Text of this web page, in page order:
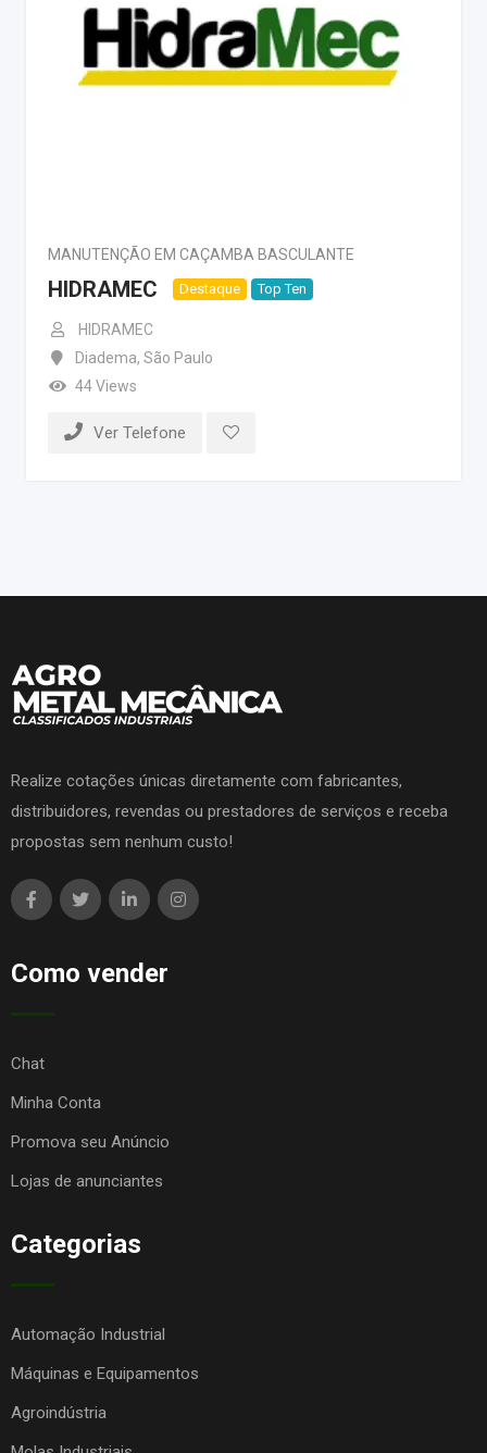
MANUTENÇÃO EM CAÇAMBA BASCULANTE
HIDRAMEC Destaque Top Ten
HIDRAMEC
Diadema, São Paulo
44 Views
Ver Telefone
Realize cotações únicas diretamente com fabricantes,
distribuidores, revendas ou prestadores de serviços e receba
propostas sem nenhum custo!
Como vender
Chat
Minha Conta
Promova seu Anúncio
Lojas de anunciantes
Categorias
Automação Industrial
Máquinas e Equipamentos
Agroindústria